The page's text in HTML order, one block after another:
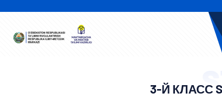
3-Й КЛАСС